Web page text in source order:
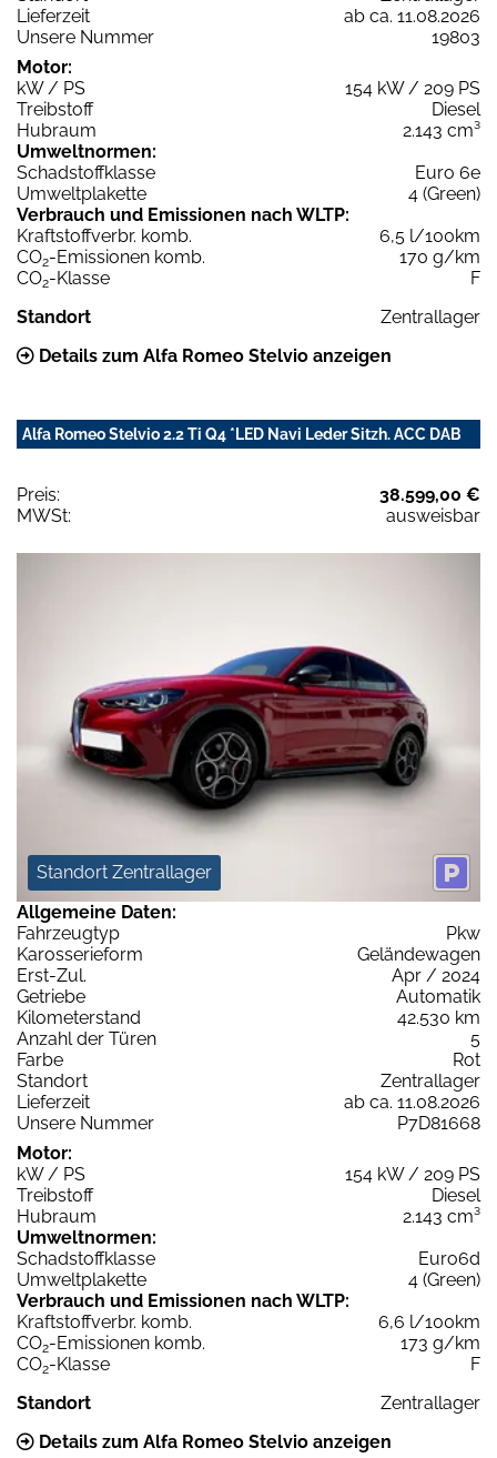
Lieferzeit
ab ca. 11.08.2026
Unsere Nummer
19803
Motor:
kW / PS
154 kW / 209 PS
Treibstoff
Diesel
Hubraum
2.143 cm³
Umweltnormen:
Schadstoffklasse
Euro 6e
Umweltplakette
4 (Green)
Verbrauch und Emissionen nach WLTP:
Kraftstoffverbr. komb.
6,5 l/100km
CO2-Emissionen komb.
170 g/km
CO2-Klasse
F
Standort
Zentrallager
Details zum Alfa Romeo Stelvio anzeigen
Alfa Romeo Stelvio 2.2 Ti Q4 *LED Navi Leder Sitzh. ACC DAB
Preis:
38.599,00 €
MWSt:
ausweisbar
Standort Zentrallager
Allgemeine Daten:
Fahrzeugtyp
Pkw
Karosserieform
Geländewagen
Erst-Zul.
Apr / 2024
Getriebe
Automatik
Kilometerstand
42.530 km
Anzahl der Türen
5
Farbe
Rot
Standort
Zentrallager
Lieferzeit
ab ca. 11.08.2026
Unsere Nummer
P7D81668
Motor:
kW / PS
154 kW / 209 PS
Treibstoff
Diesel
Hubraum
2.143 cm³
Umweltnormen:
Schadstoffklasse
Euro6d
Umweltplakette
4 (Green)
Verbrauch und Emissionen nach WLTP:
Kraftstoffverbr. komb.
6,6 l/100km
CO2-Emissionen komb.
173 g/km
CO2-Klasse
F
Standort
Zentrallager
Details zum Alfa Romeo Stelvio anzeigen